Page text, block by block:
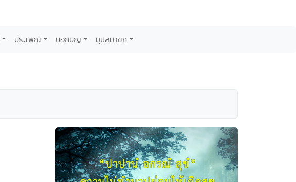
ประเพณี บอกบุญ มุมสมาชิก